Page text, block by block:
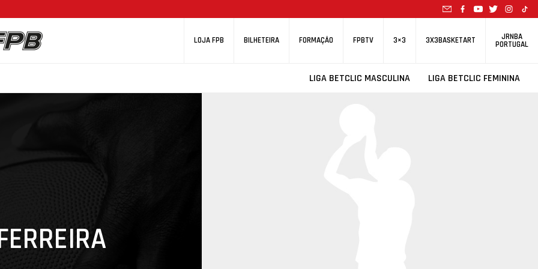
LOJA FPB BILHETEIRA FORMAÇÃO FPBTV 3×3 3X3BASKETART JRNBA
PORTUGAL
LIGA BETCLIC MASCULINA LIGA BETCLIC FEMININA